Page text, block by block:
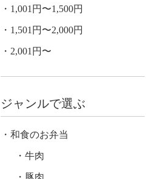
1,001円〜1,500円
1,501円〜2,000円
2,001円〜
ジャンルで選ぶ
和食のお弁当
牛肉